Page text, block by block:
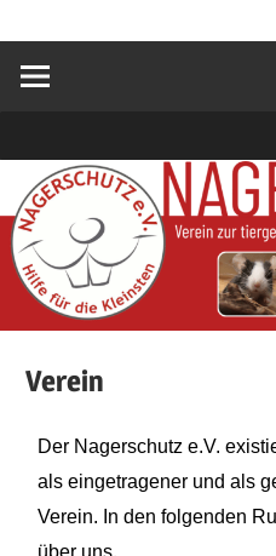
für
Verein
Der Nagerschutz e.V.
als eingetragener und als
Verein. In den folgenden